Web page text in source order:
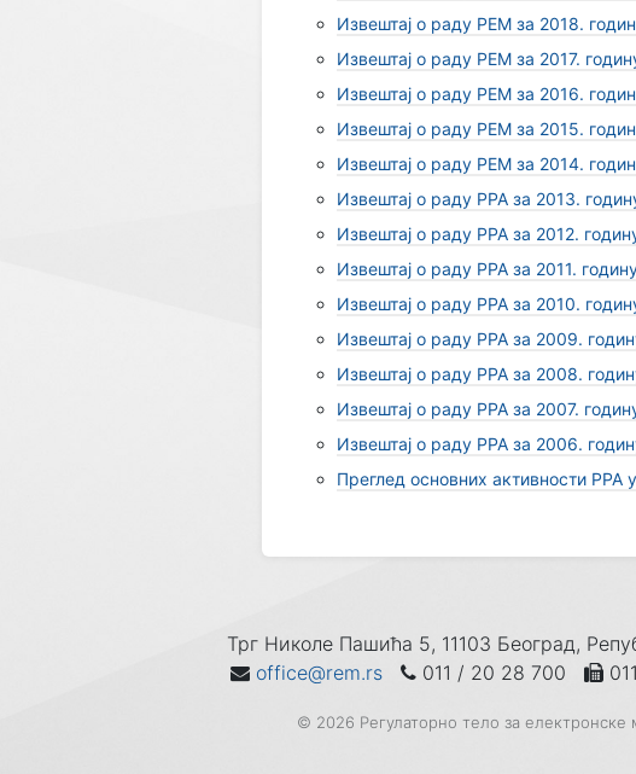
Извештај о раду РEM за 2018.
Извештај о раду РEM за 2017.
Извештај о раду РEM за 2016.
Извештај о раду РEM за 2015.
Извештај о раду РEM за 2014.
Извештај о раду РРА за 2013.
Извештај о раду РРА за 2012.
Извештај о раду РРА за 2011.
Извештај о раду РРА за 2010.
Извештај о раду РРА за 2009.
Извештај о раду РРА за 2008.
Извештај о раду РРА за 2007.
Извештај о раду РРА за 2006.
Преглед основних активности РРА
Трг Николе Пашића 5, 11103 Београд,
office@rem.rs
011 / 20 28 700
© 2026 Регулаторно тело за електронске